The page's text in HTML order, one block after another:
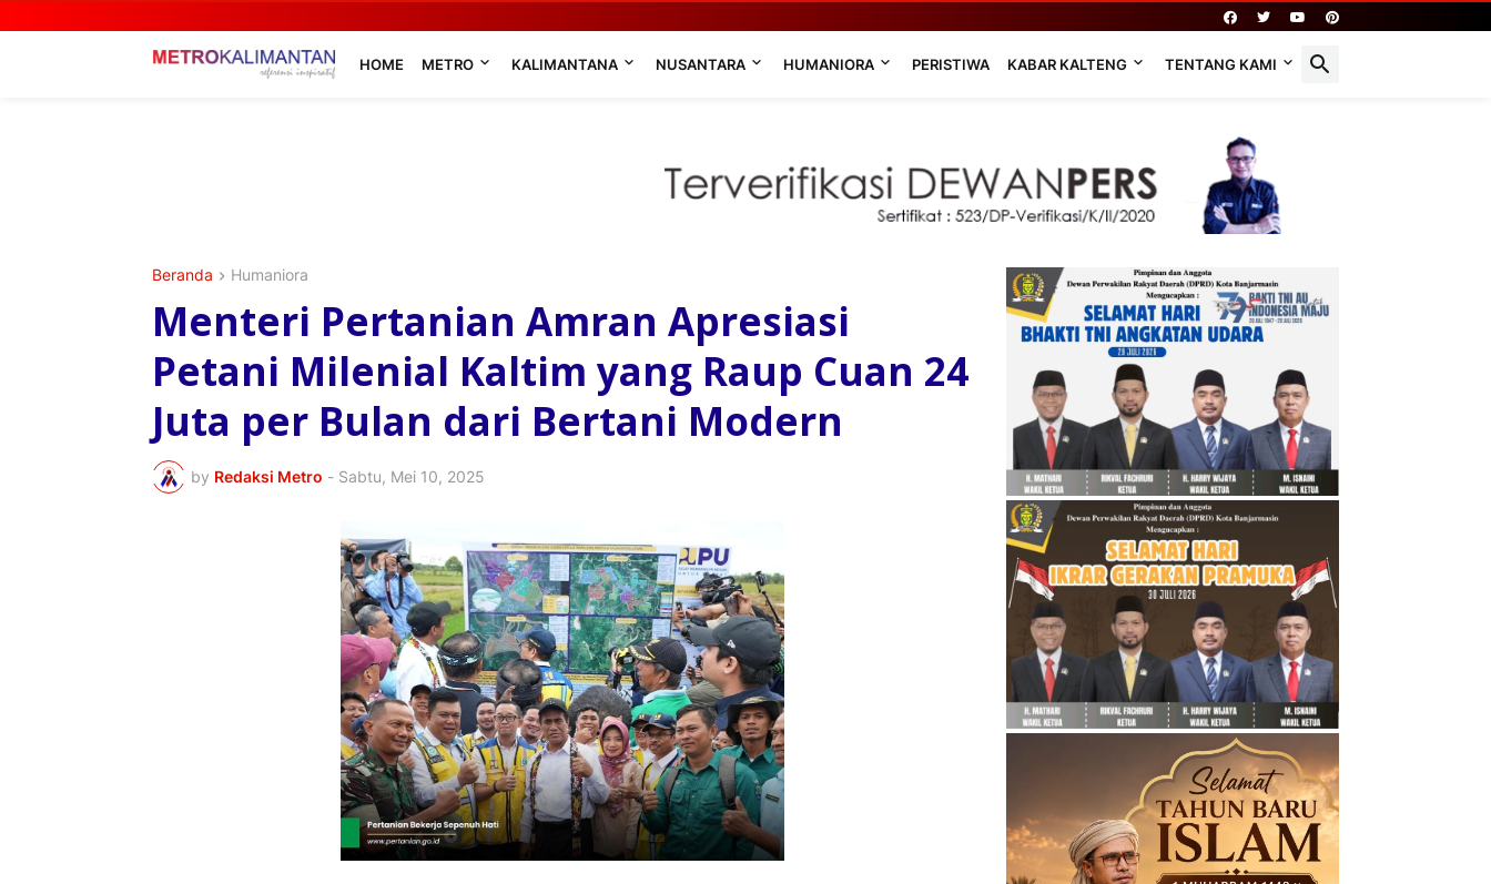
HOME METRO KALIMANTANA NUSANTARA HUMANIORA PERISTIWA KABAR KALTENG TENTANG KAMI
Beranda Humaniora
Menteri Pertanian Amran Apresiasi
Petani Milenial Kaltim yang Raup Cuan 24
Juta per Bulan dari Bertani Modern
by Redaksi Metro - Sabtu, Mei 10, 2025